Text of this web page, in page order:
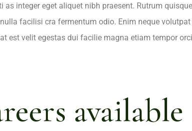
integer eget aliquet nibh praesent. Rutrum quisque
facilisi cra fermentum odio. Enim neque volutpat
est velit egestas dui facilie magna etiam tempor orci
available